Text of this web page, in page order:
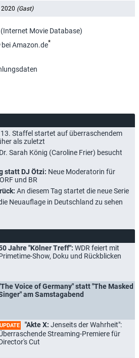
2020 (Gast)
Movie Database)
bei Amazon.de*
13. Staffel startet auf überraschendem
als zuletzt
Dr. Sarah König (Caroline Frier) besucht
statt DJ Ötzi: Neue Moderatorin für
und BR
An diesem Tag startet die neue Serie
Neuauflage in Deutschland zu sehen
Jahre "Kölner Treff": WDR feiert mit
Show, Doku und Rückblicken
Voice of Germany" statt "The Masked
am Samstagabend
UPDATE "Akte X: Jenseits der Wahrheit":
Streaming-Premiere für
Cut